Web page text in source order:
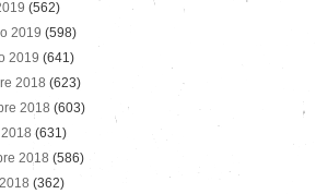
(562)
2019 (598)
2019 (641)
2018 (623)
2018 (603)
(631)
2018 (586)
(362)